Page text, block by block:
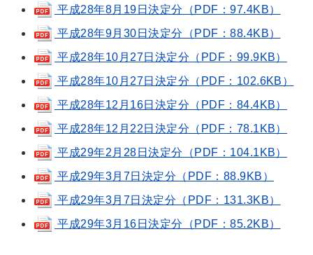
平成28年8月19日決定分（PDF：97.4KB）
平成28年9月30日決定分（PDF：88.4KB）
平成28年10月27日決定分（PDF：99.9KB）
平成28年10月27日決定分（PDF：102.6KB）
平成28年12月16日決定分（PDF：84.4KB）
平成28年12月22日決定分（PDF：78.1KB）
平成29年2月28日決定分（PDF：104.1KB）
平成29年3月7日決定分（PDF：88.9KB）
平成29年3月7日決定分（PDF：131.3KB）
平成29年3月16日決定分（PDF：85.2KB）